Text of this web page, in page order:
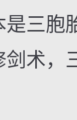
是三胞
术，